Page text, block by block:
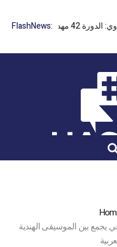
FlashNews: 42 مهددة بسبب تأخر التراخيص
يجمع بين الموسيقى الهندية